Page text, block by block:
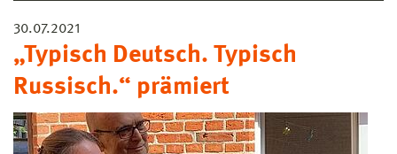
30.07.2021
„Typisch Deutsch. Typisch
Russisch.“ prämiert